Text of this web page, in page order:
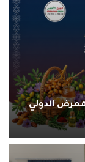
لاحتضان الدورة 12 للمعرض الدولي